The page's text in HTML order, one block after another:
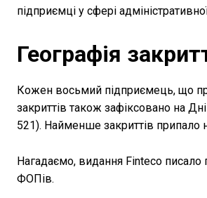
підприємці у сфері
Географія
Кожен восьмий підприємець, що
закриттів також зафіксовано на
521). Найменше закриттів припало
Нагадаємо, видання Finteco писало
ФОПів.